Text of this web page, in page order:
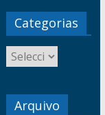
Categorias
Arquivo